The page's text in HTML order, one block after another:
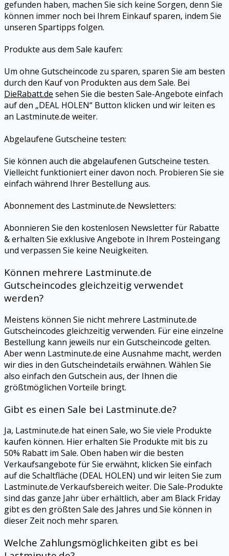
gefunden haben, machen Sie sich keine Sorgen, denn Sie
können immer noch bei Ihrem Einkauf sparen, indem Sie
unseren Spartipps folgen.
Produkte aus dem Sale kaufen:
Um ohne Gutscheincode zu sparen, sparen Sie am besten
durch den Kauf von Produkten aus dem Sale. Bei
DieRabatt.de sehen Sie die besten Sale-Angebote einfach
auf den „DEAL HOLEN“ Button klicken und wir leiten es
an Lastminute.de weiter.
Abgelaufene Gutscheine testen:
Sie können auch die abgelaufenen Gutscheine testen.
Vielleicht funktioniert einer davon noch. Probieren Sie sie
einfach während Ihrer Bestellung aus.
Abonnement des Lastminute.de Newsletters:
Abonnieren Sie den kostenlosen Newsletter für Rabatte
& erhalten Sie exklusive Angebote in Ihrem Posteingang
und verpassen Sie keine Neuigkeiten.
Können mehrere Lastminute.de
Gutscheincodes gleichzeitig verwendet
werden?
Meistens können Sie nicht mehrere Lastminute.de
Gutscheincodes gleichzeitig verwenden. Für eine einzelne
Bestellung kann jeweils nur ein Gutscheincode gelten.
Aber wenn Lastminute.de eine Ausnahme macht, werden
wir dies in den Gutscheindetails erwähnen. Wählen Sie
also einfach den Gutschein aus, der Ihnen die
größtmöglichen Vorteile bringt.
Gibt es einen Sale bei Lastminute.de?
Ja, Lastminute.de hat einen Sale, wo Sie viele Produkte
kaufen können. Hier erhalten Sie Produkte mit bis zu
50% Rabatt im Sale. Oben haben wir die besten
Verkaufsangebote für Sie erwähnt, klicken Sie einfach
auf die Schaltfläche (DEAL HOLEN) und wir leiten Sie zum
Lastminute.de Verkaufsbereich weiter. Die Sale-Produkte
sind das ganze Jahr über erhältlich, aber am Black Friday
gibt es den größten Sale des Jahres und Sie können in
dieser Zeit noch mehr sparen.
Welche Zahlungsmöglichkeiten gibt es bei